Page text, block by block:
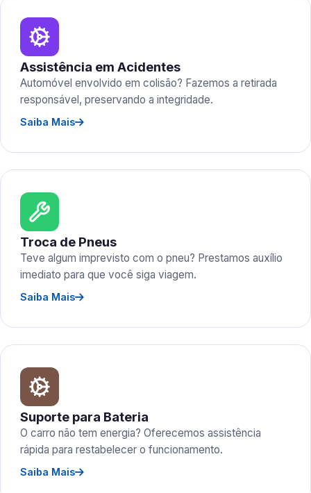
Assistência em Acidentes
Automóvel envolvido em colisão? Fazemos a retirada
responsável, preservando a integridade.
Saiba Mais
Troca de Pneus
Teve algum imprevisto com o pneu? Prestamos auxílio
imediato para que você siga viagem.
Saiba Mais
Suporte para Bateria
O carro não tem energia? Oferecemos assistência
rápida para restabelecer o funcionamento.
Saiba Mais